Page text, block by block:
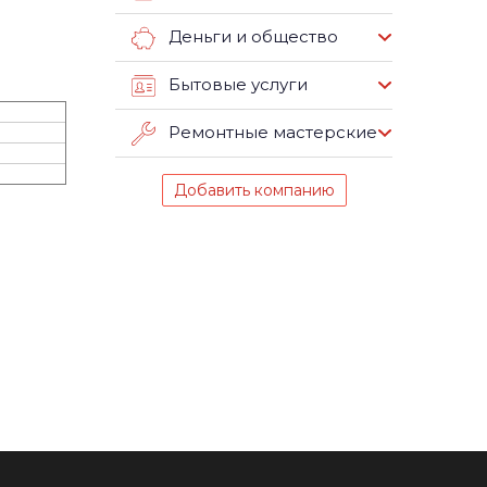
Деньги и общество
Бытовые услуги
Ремонтные мастерские
Добавить компанию